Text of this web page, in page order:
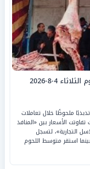
4-8-2026
ملحوظًا خلال تعاملات
الموافق 4 أغسطس 2026؛ حيث تفاوتت الأسعار بين «المنافذ
التجارية»، لتسجل
«320 إلى 370 جنيهًا»، بينما استقر متوسط اللحوم